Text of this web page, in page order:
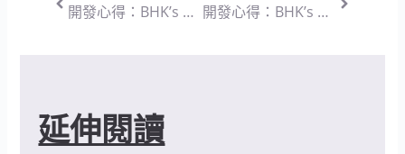
開發心得：BHK’s 夜萃EX 素食膠囊 — 兼顧夜間放鬆與晨間甦醒的雙向調節配方思維 開發心得：BHK’s 淨巴 膠囊 — 內在基底調理與深層平滑修護的營養設計思維
延伸閱讀